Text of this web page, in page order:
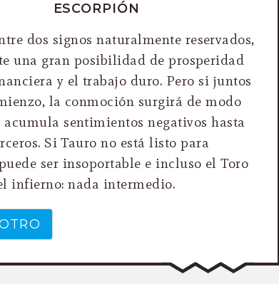
ESCORPIÓN
dos signos naturalmente reservados,
una gran posibilidad de prosperidad
y el trabajo duro. Pero si juntos
la conmoción surgirá de modo
sentimientos negativos hasta
Si Tauro no está listo para
ser insoportable e incluso el Toro
infierno: nada intermedio.